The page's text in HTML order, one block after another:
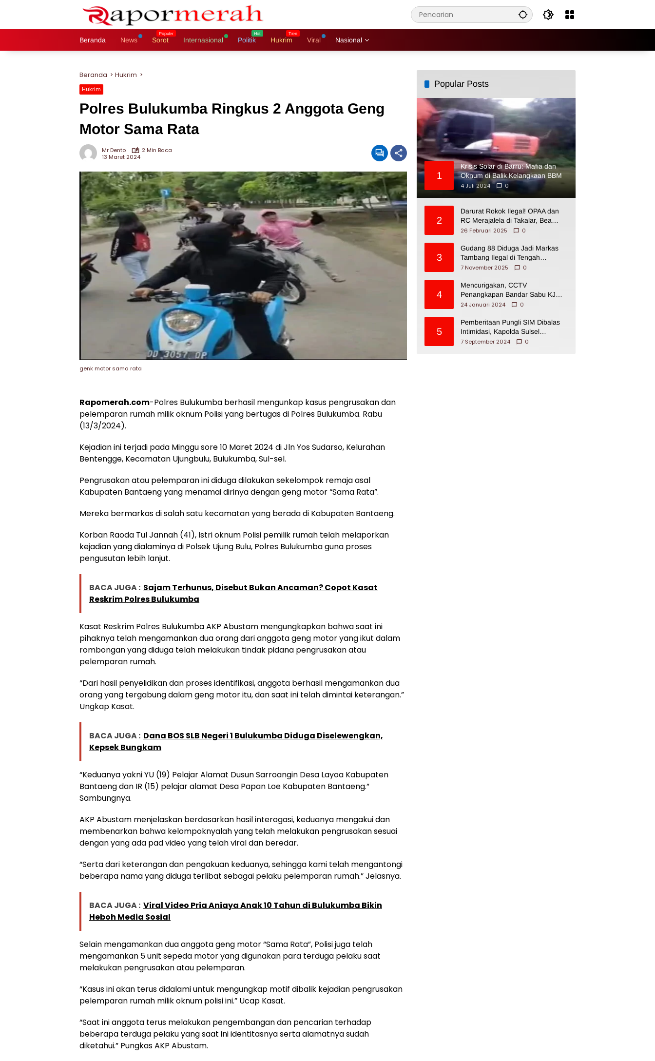
Beranda News Sorot Internasional Politik Hukrim Viral Nasional
Beranda Hukrim
Hukrim
Polres Bulukumba Ringkus 2 Anggota Geng
Motor Sama Rata
Mr Dento
2 Min Baca
13 Maret 2024
genk motor sama rata
Rapomerah.com-Polres Bulukumba berhasil mengunkap kasus pengrusakan dan
pelemparan rumah milik oknum Polisi yang bertugas di Polres Bulukumba. Rabu
(13/3/2024).
Kejadian ini terjadi pada Minggu sore 10 Maret 2024 di Jln Yos Sudarso, Kelurahan
Bentengge, Kecamatan Ujungbulu, Bulukumba, Sul-sel.
Pengrusakan atau pelemparan ini diduga dilakukan sekelompok remaja asal
Kabupaten Bantaeng yang menamai dirinya dengan geng motor “Sama Rata”.
Mereka bermarkas di salah satu kecamatan yang berada di Kabupaten Bantaeng.
Korban Raoda Tul Jannah (41), Istri oknum Polisi pemilik rumah telah melaporkan
kejadian yang dialaminya di Polsek Ujung Bulu, Polres Bulukumba guna proses
pengusutan lebih lanjut.
BACA JUGA : Sajam Terhunus, Disebut Bukan Ancaman? Copot Kasat
Reskrim Polres Bulukumba
Kasat Reskrim Polres Bulukumba AKP Abustam mengungkapkan bahwa saat ini
pihaknya telah mengamankan dua orang dari anggota geng motor yang ikut dalam
rombongan yang diduga telah melakukan tindak pidana pengrusakan atau
pelemparan rumah.
“Dari hasil penyelidikan dan proses identifikasi, anggota berhasil mengamankan dua
orang yang tergabung dalam geng motor itu, dan saat ini telah dimintai keterangan.”
Ungkap Kasat.
BACA JUGA : Dana BOS SLB Negeri 1 Bulukumba Diduga Diselewengkan,
Kepsek Bungkam
“Keduanya yakni YU (19) Pelajar Alamat Dusun Sarroangin Desa Layoa Kabupaten
Bantaeng dan IR (15) pelajar alamat Desa Papan Loe Kabupaten Bantaeng.”
Sambungnya.
AKP Abustam menjelaskan berdasarkan hasil interogasi, keduanya mengakui dan
membenarkan bahwa kelompoknyalah yang telah melakukan pengrusakan sesuai
dengan yang ada pad video yang telah viral dan beredar.
“Serta dari keterangan dan pengakuan keduanya, sehingga kami telah mengantongi
beberapa nama yang diduga terlibat sebagai pelaku pelemparan rumah.” Jelasnya.
BACA JUGA : Viral Video Pria Aniaya Anak 10 Tahun di Bulukumba Bikin
Heboh Media Sosial
Selain mengamankan dua anggota geng motor “Sama Rata”, Polisi juga telah
mengamankan 5 unit sepeda motor yang digunakan para terduga pelaku saat
melakukan pengrusakan atau pelemparan.
“Kasus ini akan terus didalami untuk mengungkap motif dibalik kejadian pengrusakan
pelemparan rumah milik oknum polisi ini.” Ucap Kasat.
“Saat ini anggota terus melakukan pengembangan dan pencarian terhadap
beberapa terduga pelaku yang saat ini identitasnya serta alamatnya sudah
diketahui.” Pungkas AKP Abustam.
Popular Posts
1
Krisis Solar di Barru: Mafia dan
Oknum di Balik Kelangkaan BBM
4 Juli 2024
0
2
Darurat Rokok Ilegal! OPAA dan
RC Merajalela di Takalar, Bea
Cukai Impoten
26 Februari 2025 0
3
Gudang 88 Diduga Jadi Markas
Tambang Ilegal di Tengah
Permukiman Warga Makassar
7 November 2025 0
4
Mencurigakan, CCTV
Penangkapan Bandar Sabu KJ
Disita Oknum BNNP Sulsel
24 Januari 2024 0
5
Pemberitaan Pungli SIM Dibalas
Intimidasi, Kapolda Sulsel
Dikecam PJI Sulsel
7 September 2024 0